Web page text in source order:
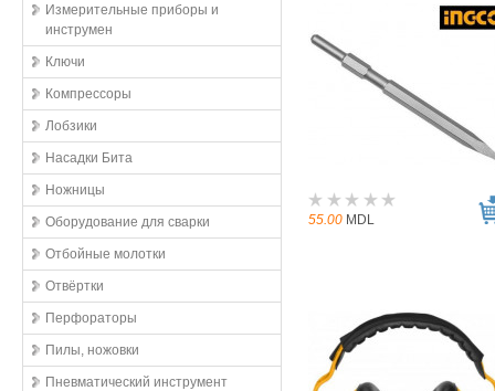
Измерительные приборы и
инструмен
Ключи
Компрессоры
Лобзики
Насадки Бита
Ножницы
Оборудование для сварки
Отбойные молотки
Отвёртки
Перфораторы
Пилы, ножовки
Пневматический инструмент
55.00 MDL